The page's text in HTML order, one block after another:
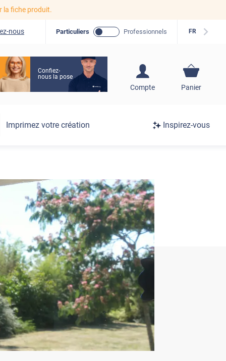
la fiche produit.
nous Particuliers Professionnels FR
Confiez-
nous la pose
Compte
S'inscrire / Se
Panier
Imprimez votre création Inspirez-vous